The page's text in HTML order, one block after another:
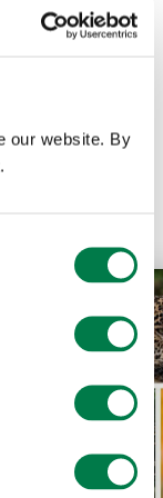
our website. By
Prev